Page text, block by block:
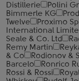
Distillerie
Polini
Bimmerle KG
Twelve
Proximo
International
Seale & Co. Ltd
Remy Martin
& Co
Rodionov &
Barcelo
Ronrico
Rossi & Rossi